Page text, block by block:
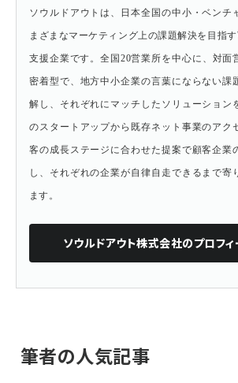
ソウルドアウトは、日本全国の中小・ベンチ
まざまなマーケティング上の課題解決を目指
支援企業です。全国20営業所を中心に、対面
密着型で、地方中小企業の言葉にならない課
解し、それぞれにマッチしたソリューション
のスタートアップから既存ネット事業のアク
客の成長ステージに合わせた提案で顧客企業
し、それぞれの企業が自律自走できるまで寄
ます。
ソウルドアウト株式会社のプロフ
筆者の人気記事